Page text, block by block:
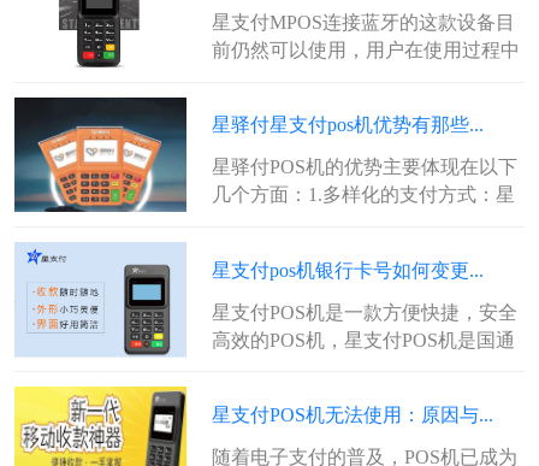
星支付MPOS连接蓝牙的这款设备目
前仍然可以使用，用户在使用过程中
星驿付星支付pos机优势有那些...
星驿付POS机的优势主要体现在以下
几个方面：1.多样化的支付方式：星
星支付pos机银行卡号如何变更...
星支付POS机是一款方便快捷，安全
高效的POS机，星支付POS机是国通
星支付POS机无法使用：原因与...
随着电子支付的普及，POS机已成为